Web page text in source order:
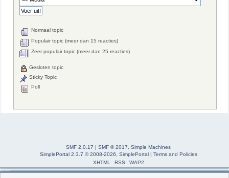
Normaal topic
Populair topic (meer dan 15 reacties)
Zeer populair topic (meer dan 25 reacties)
Gesloten topic
Sticky Topic
Poll
SMF 2.0.17 | SMF © 2017
Simple Machines
SimplePortal 2.3.7 © 2008-2026, SimplePortal| Terms and Policies
XHTML
RSS WAP2